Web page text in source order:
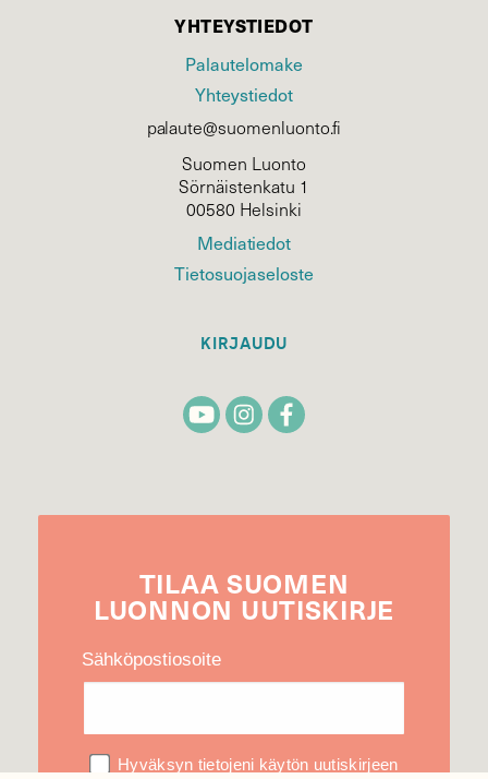
YHTEYSTIEDOT
Palautelomake
Yhteystiedot
palaute@suomenluonto.fi
Suomen Luonto
Sörnäistenkatu 1
00580 Helsinki
Mediatiedot
Tietosuojaseloste
KIRJAUDU
TILAA SUOMEN
LUONNON UUTIS­KIRJE
Sähköpostiosoite
Hyväksyn tietojeni käytön uutiskirjeen